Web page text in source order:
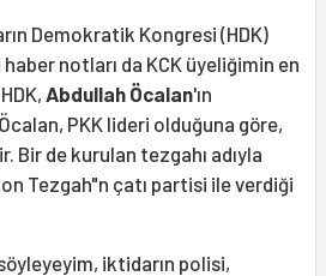
Demokratik Kongresi (HDK)
notları da KCK üyeliğimin en
Abdullah Öcalan'ın
PKK lideri olduğuna göre,
Bir de kurulan tezgahı adıyla
Tezgah"n çatı partisi ile verdiği
iktidarın polisi,